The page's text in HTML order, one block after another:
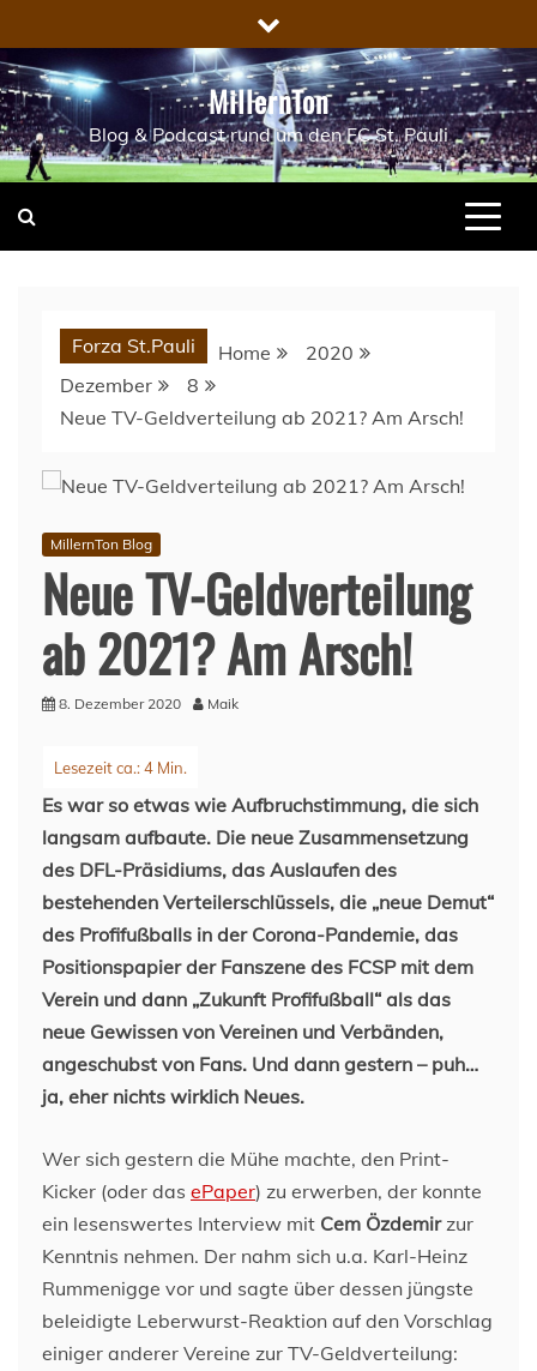
to
content
MillernTon
Blog & Podcast rund um den FC St. Pauli
Forza St.Pauli Home
2020
Dezember
8
Neue TV-Geldverteilung ab 2021? Am Arsch!
MillernTon Blog
Neue TV-Geldverteilung
ab 2021? Am Arsch!
8. Dezember 2020 Maik
Es war so etwas wie Aufbruchstimmung, die sich
langsam aufbaute. Die neue Zusammensetzung
des DFL-Präsidiums, das Auslaufen des
bestehenden Verteilerschlüssels, die „neue Demut“
des Profifußballs in der Corona-Pandemie, das
Positionspapier der Fanszene des FCSP mit dem
Verein und dann „Zukunft Profifußball“ als das
neue Gewissen von Vereinen und Verbänden,
angeschubst von Fans. Und dann gestern – puh…
ja, eher nichts wirklich Neues.
Wer sich gestern die Mühe machte, den Print-
Kicker (oder das ePaper) zu erwerben, der konnte
ein lesenswertes Interview mit Cem Özdemirzur
Kenntnis nehmen. Der nahm sich u.a. Karl-Heinz
Rummenigge vor und sagte über dessen jüngste
beleidigte Leberwurst-Reaktion auf den Vorschlag
einiger anderer Vereine zur TV-Geldverteilung: